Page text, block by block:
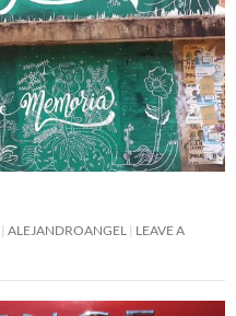
ALEJANDROANGEL
LEAVE A